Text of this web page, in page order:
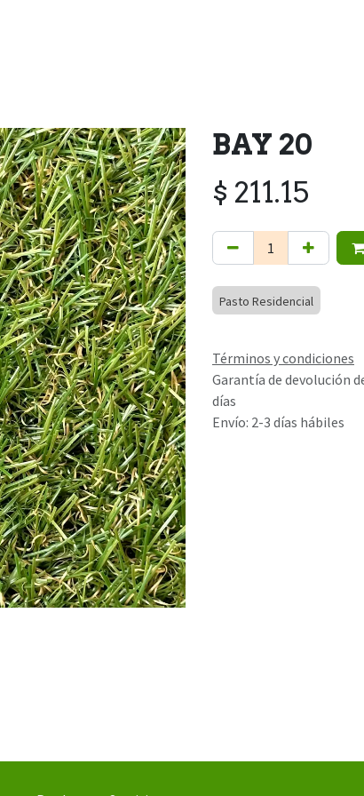
BAY 20
$ 211.15
Pasto Residencial
Términos y condiciones
Garantía de devolución
días
Envío: 2-3 días hábiles